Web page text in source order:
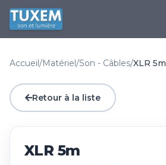
Accueil/Matériel/Son - Câbles/XLR 5m
Retour à la liste
XLR 5m